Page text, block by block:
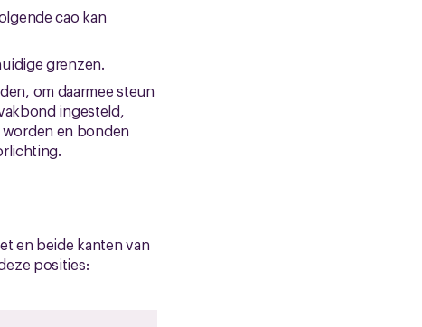
cao kan
grenzen.
om daarmee steun
ingesteld,
en bonden
en beide kanten van
posities: